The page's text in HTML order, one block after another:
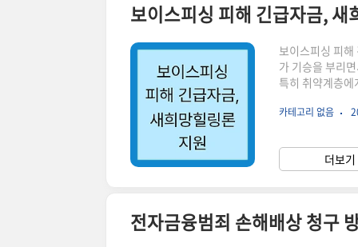
보이스피싱 피해 긴급자금, 새
보이스피싱 피해
가 기승을 부리
특히 취약계층
인 새희망힐링론
피해로 인해 생
도입니다. 지원
카테고리 없음
더보기
전자금융범죄 손해배상 청구